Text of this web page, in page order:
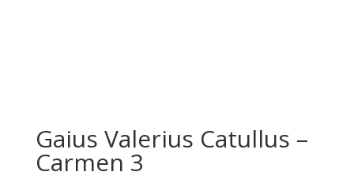
Gaius Valerius Catullus –
Carmen 3